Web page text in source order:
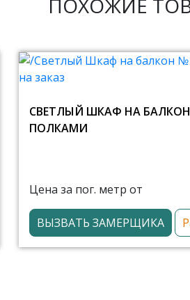
ПОХОЖИЕ
СВЕТЛЫЙ ШКАФ НА
ПОЛКАМИ
Цена за пог. метр от
ВЫЗВАТЬ ЗАМЕРЩИКА